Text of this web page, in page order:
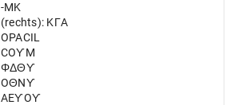
-MK
(rechts): KГA
OPACIL
COƳM
ΦΔΘƳ
OΘNƳ
AEƳOƳ